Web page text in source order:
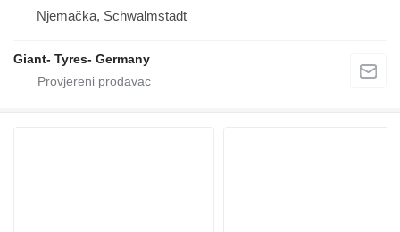
Njemačka, Schwalmstadt
Giant- Tyres- Germany